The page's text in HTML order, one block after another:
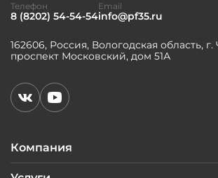
Компания
162606, Россия, Вологодская область,
проспект Московский, дом 51А
Телефон
8 (8202) 54-54-54
Email
info@pf35.ru